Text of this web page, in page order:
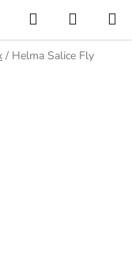
Hledat
/ Helma Salice Fly
hvězdiček.